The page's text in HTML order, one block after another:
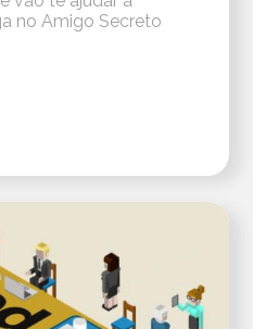
no Amigo Secreto